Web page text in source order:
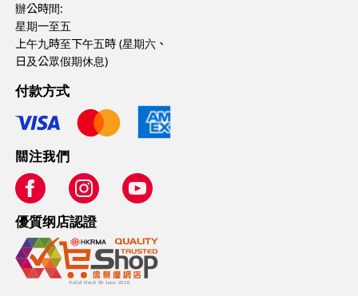
辦公時間:
星期一至五
上午九時至下午五時 (星期六、
日及公眾假期休息)
付款方式
關注我們
優質纲店認證